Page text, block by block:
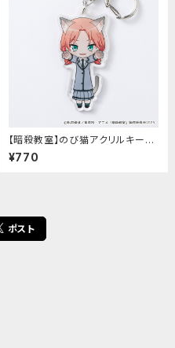
【暗殺教室】のび猫アクリルキーホ
ルダー（速水 凛香）
¥770
ポスト